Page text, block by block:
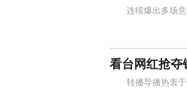
连续爆出多场意
看台网红抢夺
转播导播热衷于